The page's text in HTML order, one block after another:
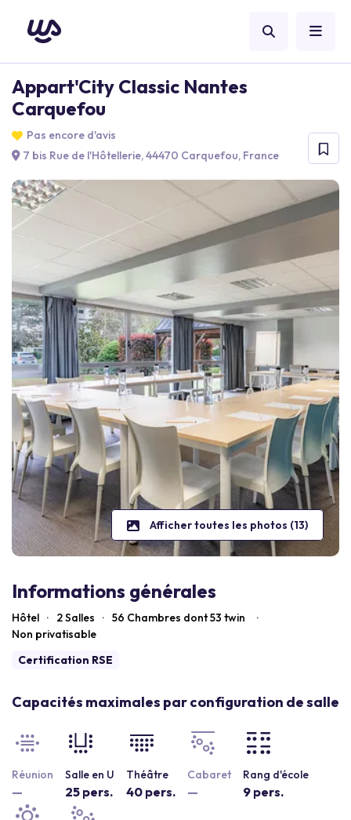
Appart'City Classic Nantes
Carquefou
Pas encore d'avis
7 bis Rue de l'Hôtellerie, 44470 Carquefou, France
Afficher toutes les photos (13)
Informations générales
Hôtel · 2 Salles · 56 Chambres dont 53 twin
·
Non privatisable
Certification RSE
Capacités maximales par configuration de salle
Réunion
—
Salle en U
25 pers.
Théâtre
40 pers.
Cabaret
—
Rang d'école
9 pers.